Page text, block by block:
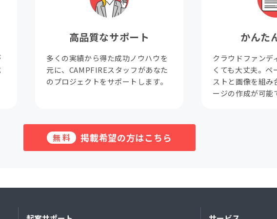
高品質なサポート
多くの実績から得た成功ノウハウを
元に、CAMPFIREスタッフがあなた
のプロジェクトをサポートします。
かんた
クラウドファンデ
くても大丈夫。ペ
ストと画像を組み
ージの作成が可能
無料 掲載希望の方はこちら